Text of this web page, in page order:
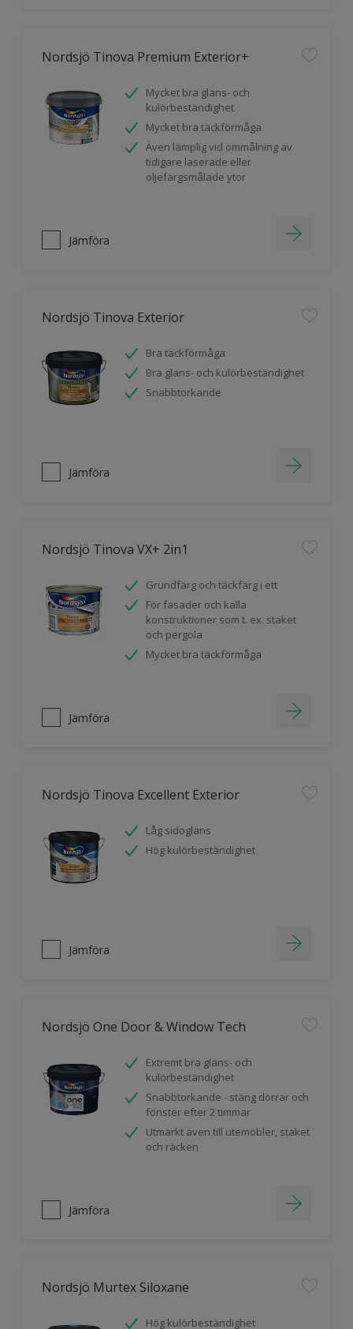
Nordsjö Tinova Premium Exterior+
Mycket bra glans- och
kulörbeständighet
Mycket bra täckförmåga
Även lämplig vid ommålning av
tidigare laserade eller
oljefärgsmålade ytor
Jämföra
Nordsjö Tinova Exterior
Bra täckförmåga
Bra glans- och kulörbeständighet
Snabbtorkande
Jämföra
Nordsjö Tinova VX+ 2in1
Grundfärg och täckfärg i ett
För fasader och kalla
konstruktioner som t. ex. staket
och pergola
Mycket bra täckförmåga
Jämföra
Nordsjö Tinova Excellent Exterior
Låg sidoglans
Hög kulörbeständighet
Jämföra
Nordsjö One Door & Window Tech
Extremt bra glans- och
kulörbeständighet
Snabbtorkande - stäng dörrar och
fönster efter 2 timmar
Utmärkt även till utemöbler, staket
och räcken
Jämföra
Nordsjö Murtex Siloxane
Hög kulörbeständighet